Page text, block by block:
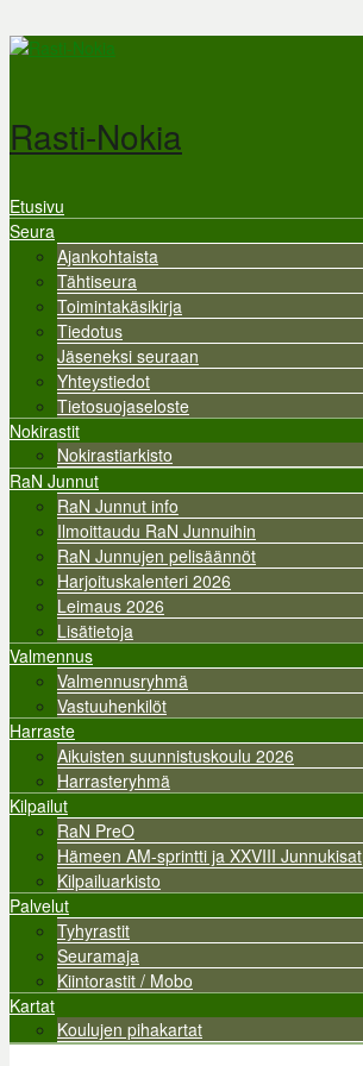
Hyppää pääsisältöön
Rasti-Nokia
Valikko
Etusivu
Seura
Ajankohtaista
Tähtiseura
Toimintakäsikirja
Tiedotus
Jäseneksi seuraan
Yhteystiedot
Tietosuojaseloste
Nokirastit
Nokirastiarkisto
RaN Junnut
RaN Junnut info
Ilmoittaudu RaN Junnuihin
RaN Junnujen pelisäännöt
Harjoituskalenteri 2026
Leimaus 2026
Lisätietoja
Valmennus
Valmennusryhmä
Vastuuhenkilöt
Harraste
Aikuisten suunnistuskoulu 2026
Harrasteryhmä
Kilpailut
RaN PreO
Hämeen AM-sprintti ja XXVIII Junnukisat
Kilpailuarkisto
Palvelut
Tyhyrastit
Seuramaja
Kiintorastit / Mobo
Kartat
Koulujen pihakartat